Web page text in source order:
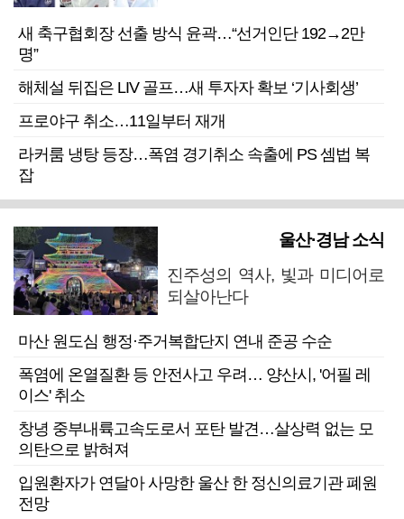
새 축구협회장 선출 방식 윤곽…“선거인단 192→2만
명”
해체설 뒤집은 LIV 골프…새 투자자 확보 ‘기사회생’
프로야구 취소…11일부터 재개
라커룸 냉탕 등장…폭염 경기취소 속출에 PS 셈법 복
잡
울산·경남 소식
진주성의 역사, 빛과 미디어로
되살아난다
마산 원도심 행정·주거복합단지 연내 준공 수순
폭염에 온열질환 등 안전사고 우려… 양산시, '어필 레
이스' 취소
창녕 중부내륙고속도로서 포탄 발견…살상력 없는 모
의탄으로 밝혀져
입원환자가 연달아 사망한 울산 한 정신의료기관 폐원
전망